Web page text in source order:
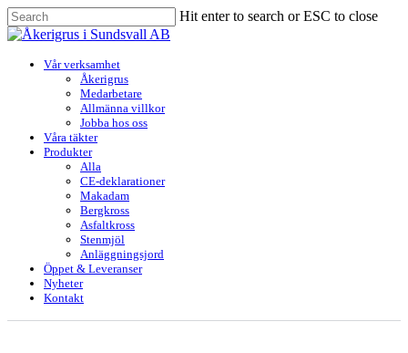
Skip
to
content
Hit enter to search or ESC to close
Close
Menu
Vår verksamhet
Åkerigrus
Medarbetare
Allmänna villkor
Jobba hos oss
Våra täkter
Produkter
Alla
CE-deklarationer
Makadam
Bergkross
Asfaltkross
Stenmjöl
Anläggningsjord
Öppet & Leveranser
Nyheter
Kontakt